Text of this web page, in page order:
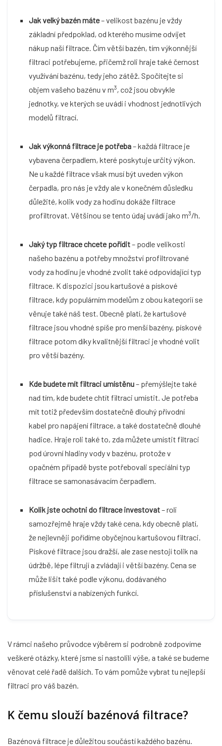
Jak velký bazén máte– velikost bazénu je vždy
základní předpoklad, od kterého musíme odvíjet
nákup naší filtrace. Čím větší bazén, tím výkonnější
filtraci potřebujeme, přičemž roli hraje také černost
využívání bazénu, tedy jeho zátěž. Spočítejte si
objem vašeho bazénu v m3, což jsou obvykle
jednotky, ve kterých se uvádí i vhodnost jednotlivých
modelů filtrací.
Jak výkonná filtrace je potřeba– každá filtrace je
vybavena čerpadlem, které poskytuje určitý výkon.
Ne u každé filtrace však musí být uveden výkon
čerpadla, pro nás je vždy ale v konečném důsledku
důležité, kolik vody za hodinu dokáže filtrace
profiltrovat. Většinou se tento údaj uvádí jako m3/h.
Jaký typ filtrace chcete pořídit– podle velikosti
našeho bazénu a potřeby množství profiltrované
vody za hodinu je vhodné zvolit také odpovídající typ
filtrace. K dispozici jsou kartušové a pískové
filtrace, kdy populárním modelům z obou kategorií se
věnuje také náš test. Obecně platí, že kartušové
filtrace jsou vhodné spíše pro menší bazény, pískové
filtrace potom díky kvalitnější filtraci je vhodné volit
pro větší bazény.
Kde budete mít filtraci umístěnu– přemýšlejte také
nad tím, kde budete chtít filtraci umístit. Je potřeba
mít totiž především dostatečně dlouhý přívodní
kabel pro napájení filtrace, a také dostatečně dlouhé
hadice. Hraje roli také to, zda můžete umístit filtraci
pod úrovní hladiny vody v bazénu, protože v
opačném případě byste potřebovali speciální typ
filtrace se samonasávacím čerpadlem.
Kolik jste ochotni do filtrace investovat– roli
samozřejmě hraje vždy také cena, kdy obecně platí,
že nejlevněji pořídíme obyčejnou kartušovou filtraci.
Pískové filtrace jsou dražší, ale zase nestojí tolik na
údržbě, lépe filtrují a zvládají i větší bazény. Cena se
může lišit také podle výkonu, dodávaného
příslušenství a nabízených funkcí.
V rámci našeho průvodce výběrem si podrobně zodpovíme
veškeré otázky, které jsme si nastolili výše, a také se budeme
věnovat celé řadě dalších. To vám pomůže vybrat tu nejlepší
filtraci pro váš bazén.
K čemu slouží bazénová filtrace?
Bazénová filtrace je důležitou součástí každého bazénu.